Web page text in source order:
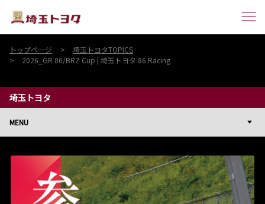
トップページ
埼玉トヨタTOPICS
2026_GR 86/BRZ Cup | 埼玉トヨタ 86 Racing
埼玉トヨタ
MENU